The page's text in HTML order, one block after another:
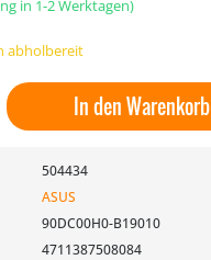
in 1-2 Werktagen)
abholbereit
In denWarenkorb
504434
ASUS
90DC00H0-B19010
4711387508084